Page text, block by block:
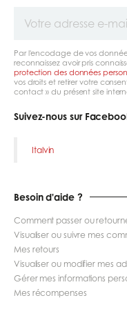
adresse
Par l'encodage de vos
reconnaissez avoir pris
protection des données
vos droits et retirer votre
contact » du présent site
Suivez-nous sur
Italvin
Besoin d'aide ?
Comment passer ou
Visualiser ou suivre mes
Mes retours
Visualiser ou modifier mes
Gérer mes informations
Mes récompenses